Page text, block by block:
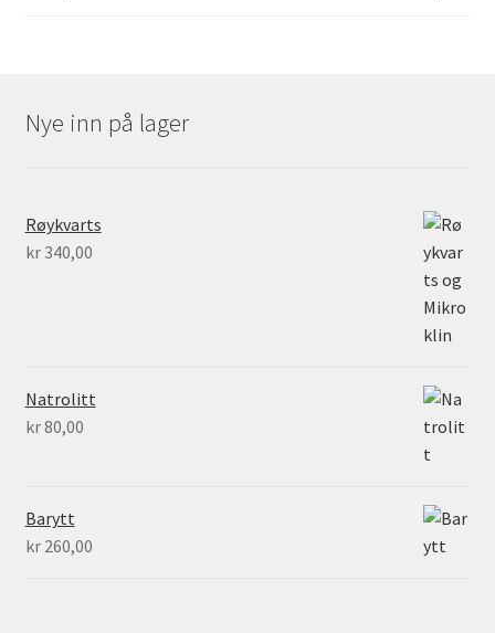
Nye inn på lager
Røykvarts
kr340,00
Natrolitt
kr80,00
Barytt
kr260,00